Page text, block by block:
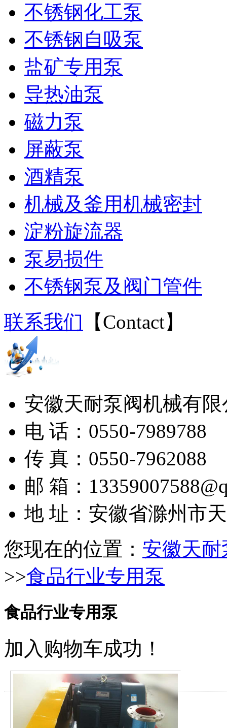
不锈钢化工泵
不锈钢自吸泵
盐矿专用泵
导热油泵
磁力泵
屏蔽泵
酒精泵
机械及釜用机械密封
淀粉旋流器
泵易损件
不锈钢泵及阀门管件
联系我们 【Contact】
安徽天耐泵阀机械有限
电 话：0550-7989788
传 真：0550-7962088
邮 箱：
地 址：安徽省滁州市
您现在的位置： 安徽天
>>食品行业专用泵
食品行业专用泵
加入购物车成功！